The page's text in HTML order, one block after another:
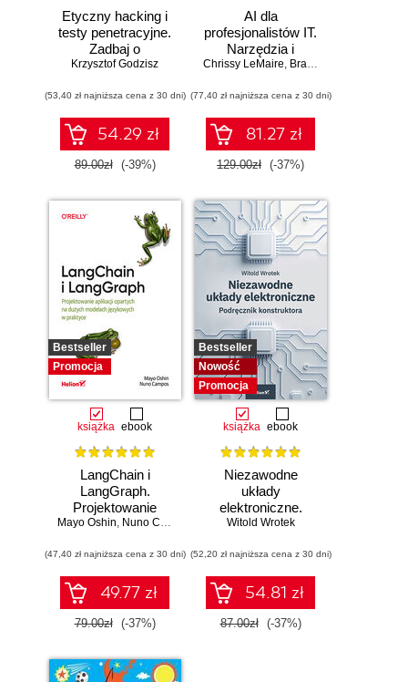
Etyczny hacking i
testy penetracyjne.
Zadbaj o
bezpieczeństwo
Krzysztof Godzisz
(53,40 zł najniższa cena z 30 dni)
54.29 zł
89.00zł (-39%)
AI dla
profesjonalistów IT.
Narzędzia i
techniki
produktywność
Chrissy LeMaire, Brandon Abshire
(77,40 zł najniższa cena z 30 dni)
81.27 zł
129.00zł (-37%)
Bestseller
Promocja
książka ebook
LangChain i
LangGraph.
Projektowanie
aplikacji opartych
modelach
językowych w
praktyce
Mayo Oshin, Nuno Campos
(47,40 zł najniższa cena z 30 dni)
49.77 zł
79.00zł (-37%)
Bestseller
Nowość
Promocja
książka ebook
Niezawodne
układy
elektroniczne.
Podręcznik
Witold Wrotek
(52,20 zł najniższa cena z 30 dni)
54.81 zł
87.00zł (-37%)